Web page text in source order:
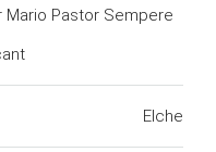
Mario Pastor Sempere
Elche